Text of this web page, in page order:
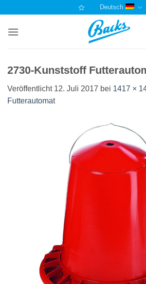
springen
Deutsch
2730-Kunststoff
Veröffentlicht 12. Juli 2017 bei 1417 ×
Futterautomat